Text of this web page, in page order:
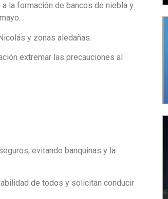
la formación de bancos de niebla y
y zonas aledañas.
extremar las precauciones al
evitando banquinas y la
de todos y solicitan conducir